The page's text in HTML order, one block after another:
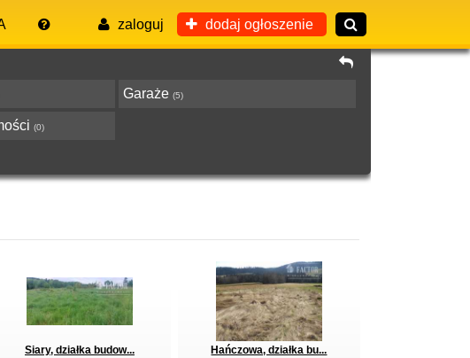
zaloguj dodaj ogłoszenie
Garaże (5)
(0)
Siary, działka budow...
Hańczowa, działka bu...